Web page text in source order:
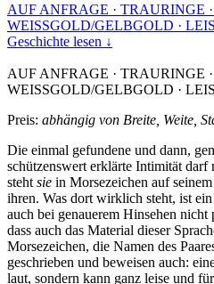
AUF ANFRAGE · TRAURINGE ·
WEISSGOLD/GELBGOLD ·
Geschichte lesen ↓
AUF ANFRAGE · TRAURINGE ·
WEISSGOLD/GELBGOLD ·
Preis: abhängig von Breite, Weite,
Die einmal gefundene und dann,
schützenswert erklärte Intimität
steht sie in Morsezeichen auf
ihren. Was dort wirklich steht, ist
auch bei genauerem Hinsehen nicht
dass auch das Material dieser
Morsezeichen, die Namen des
geschrieben und beweisen auch:
laut, sondern kann ganz leise und